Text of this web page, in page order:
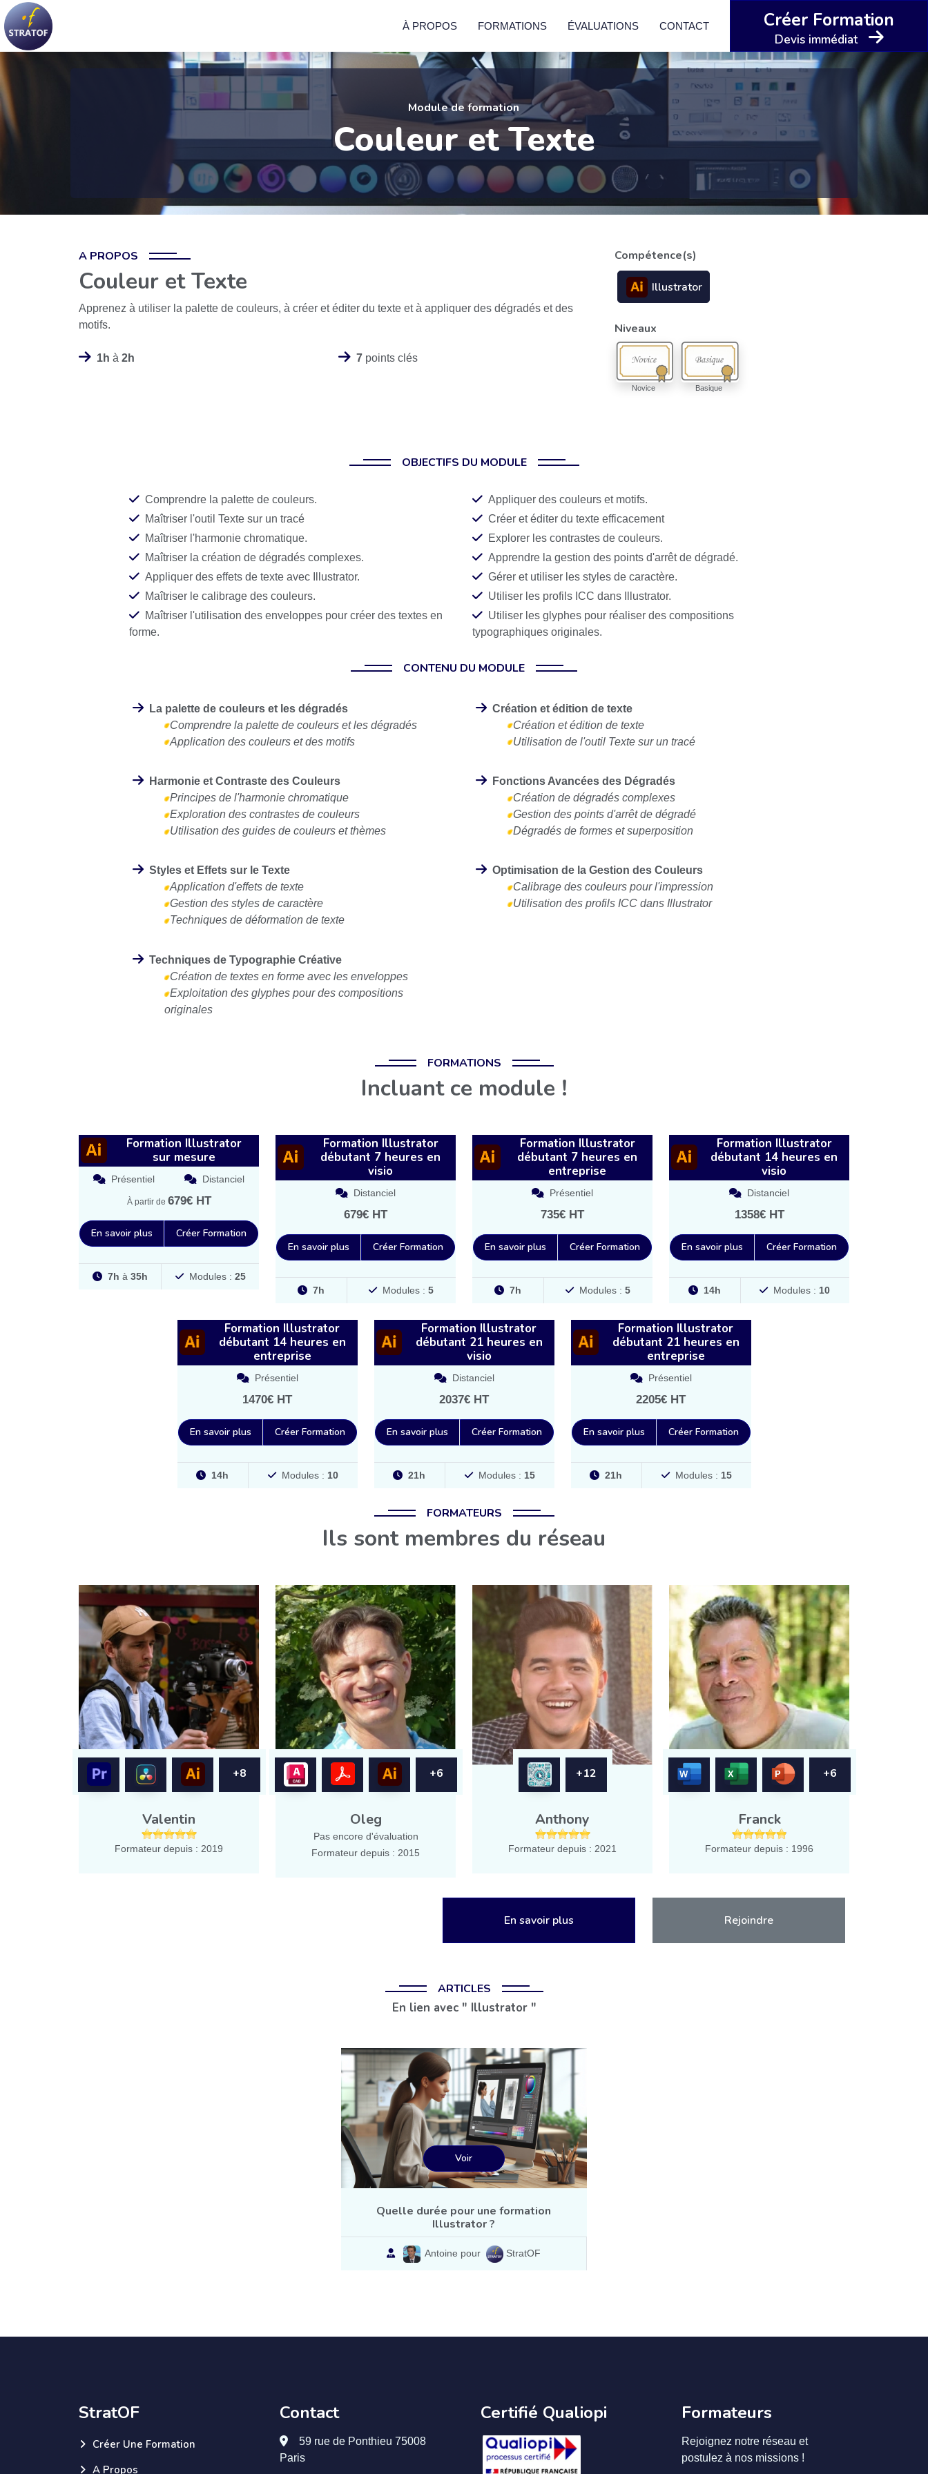
À PROPOS FORMATIONS ÉVALUATIONS CONTACT Créer Formation
Devis immédiat
Module de formation
Couleur et Texte
A PROPOS
Couleur et Texte
Apprenez à utiliser la palette de couleurs, à créer et éditer du texte et à appliquer des dégradés et des
motifs.
1h à 2h 7 points clés
Compétence(s)
Illustrator
Niveaux
Novice Basique
OBJECTIFS DU MODULE
Comprendre la palette de couleurs.
Appliquer des couleurs et motifs.
Maîtriser l'outil Texte sur un tracé
Créer et éditer du texte efficacement
Maîtriser l'harmonie chromatique.
Explorer les contrastes de couleurs.
Maîtriser la création de dégradés complexes.
Apprendre la gestion des points d'arrêt de dégradé.
Appliquer des effets de texte avec Illustrator.
Gérer et utiliser les styles de caractère.
Maîtriser le calibrage des couleurs.
Utiliser les profils ICC dans Illustrator.
Maîtriser l'utilisation des enveloppes pour créer des textes en
forme.
Utiliser les glyphes pour réaliser des compositions
typographiques originales.
CONTENU DU MODULE
La palette de couleurs et les dégradés
Comprendre la palette de couleurs et les dégradés
Application des couleurs et des motifs
Création et édition de texte
Création et édition de texte
Utilisation de l'outil Texte sur un tracé
Harmonie et Contraste des Couleurs
Principes de l'harmonie chromatique
Exploration des contrastes de couleurs
Utilisation des guides de couleurs et thèmes
Fonctions Avancées des Dégradés
Création de dégradés complexes
Gestion des points d'arrêt de dégradé
Dégradés de formes et superposition
Styles et Effets sur le Texte
Application d'effets de texte
Gestion des styles de caractère
Techniques de déformation de texte
Optimisation de la Gestion des Couleurs
Calibrage des couleurs pour l'impression
Utilisation des profils ICC dans Illustrator
Techniques de Typographie Créative
Création de textes en forme avec les enveloppes
Exploitation des glyphes pour des compositions
originales
FORMATIONS
Incluant ce module !
Formation Illustrator
sur mesure
Présentiel Distanciel
À partir de 679€ HT
En savoir plus Créer Formation
7h à 35h Modules : 25
Formation Illustrator
débutant 7 heures en
visio
Distanciel
679€ HT
En savoir plus Créer Formation
7h Modules :5
Formation Illustrator
débutant 7 heures en
entreprise
Présentiel
735€ HT
En savoir plus Créer Formation
7h Modules :5
Formation Illustrator
débutant 14 heures en
visio
Distanciel
1358€ HT
En savoir plus Créer Formation
14h Modules : 10
Formation Illustrator
débutant 14 heures en
entreprise
Présentiel
1470€ HT
En savoir plus Créer Formation
14h Modules : 10
Formation Illustrator
débutant 21 heures en
visio
Distanciel
2037€ HT
En savoir plus Créer Formation
21h Modules : 15
Formation Illustrator
débutant 21 heures en
entreprise
Présentiel
2205€ HT
En savoir plus Créer Formation
21h Modules : 15
FORMATEURS
Ils sont membres du réseau
+8
Valentin
Formateur depuis : 2019
+6
Oleg
Pas encore d'évaluation
Formateur depuis : 2015
+12
Anthony
Formateur depuis : 2021
+6
Franck
Formateur depuis : 1996
En savoir plus Rejoindre
ARTICLES
En lien avec " Illustrator "
Voir
Quelle durée pour une formation
Illustrator ?
Antoine pour StratOF
StratOF
Créer Une Formation
A Propos
Contact
59 rue de Ponthieu 75008
Paris
Certifié Qualiopi Formateurs
Rejoignez notre réseau et
postulez à nos missions !